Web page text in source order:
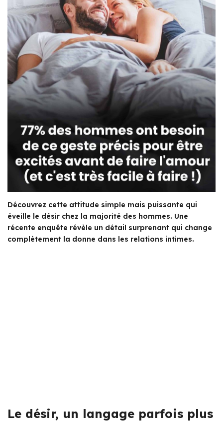
Découvrez cette attitude simple mais puissante qui
éveille le désir chez la majorité des hommes. Une
récente enquête révèle un détail surprenant qui change
complètement la donne dans les relations intimes.
Le désir, un langage parfois plus